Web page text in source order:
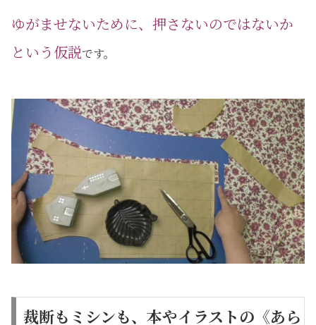
ゆがませないために、押さないのではないか
という仮説です。
裁断もミシンも、本やイラストの《あら